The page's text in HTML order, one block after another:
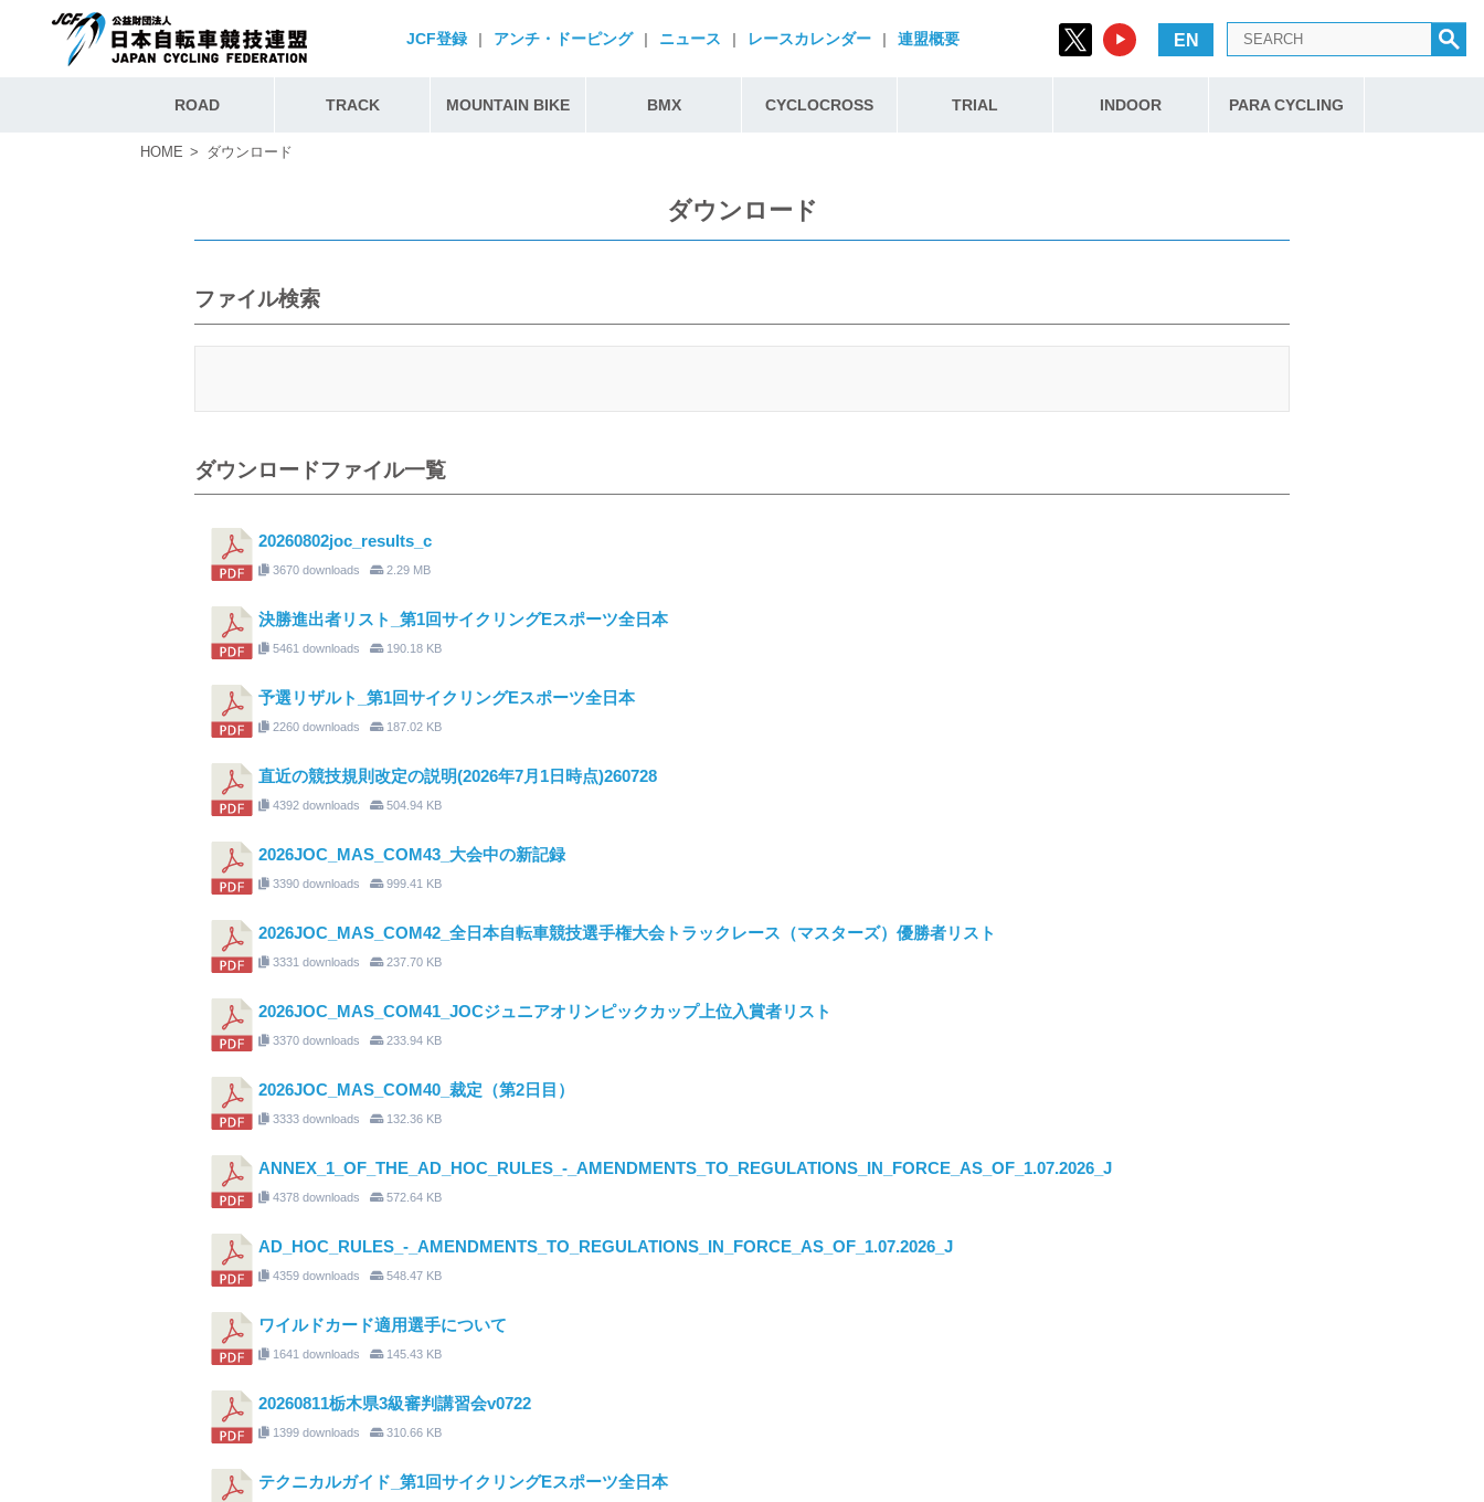
JCF登録 | アンチ・ドーピング | ニュース | レースカレンダー | 連盟概要 EN
ROAD TRACK MOUNTAIN BIKE BMX CYCLOCROSS TRIAL INDOOR PARA CYCLING
HOME ダウンロード
ダウンロード
ファイル検索
ダウンロードファイル一覧
20260802joc_results_c
3670 downloads 2.29 MB
決勝進出者リスト_第1回サイクリングEスポーツ全日本
5461 downloads 190.18 KB
予選リザルト_第1回サイクリングEスポーツ全日本
2260 downloads 187.02 KB
直近の競技規則改定の説明(2026年7月1日時点)260728
4392 downloads 504.94 KB
2026JOC_MAS_COM43_大会中の新記録
3390 downloads 999.41 KB
2026JOC_MAS_COM42_全日本自転車競技選手権大会トラックレース（マスターズ）優勝者リスト
3331 downloads 237.70 KB
2026JOC_MAS_COM41_JOCジュニアオリンピックカップ上位入賞者リスト
3370 downloads 233.94 KB
2026JOC_MAS_COM40_裁定（第2日目）
3333 downloads 132.36 KB
ANNEX_1_OF_THE_AD_HOC_RULES_-_AMENDMENTS_TO_REGULATIONS_IN_FORCE_AS_OF_1.07.2026_J
4378 downloads 572.64 KB
AD_HOC_RULES_-_AMENDMENTS_TO_REGULATIONS_IN_FORCE_AS_OF_1.07.2026_J
4359 downloads 548.47 KB
ワイルドカード適用選手について
1641 downloads 145.43 KB
20260811栃木県3級審判講習会v0722
1399 downloads 310.66 KB
テクニカルガイド_第1回サイクリングEスポーツ全日本